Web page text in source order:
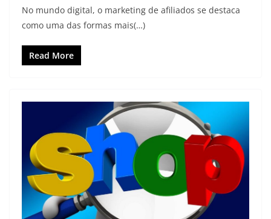
No mundo digital, o marketing de afiliados se destaca
como uma das formas mais(…)
Read More